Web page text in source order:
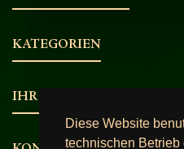
Diese Website
technischen
KATEGORIEN
IHR KONTO